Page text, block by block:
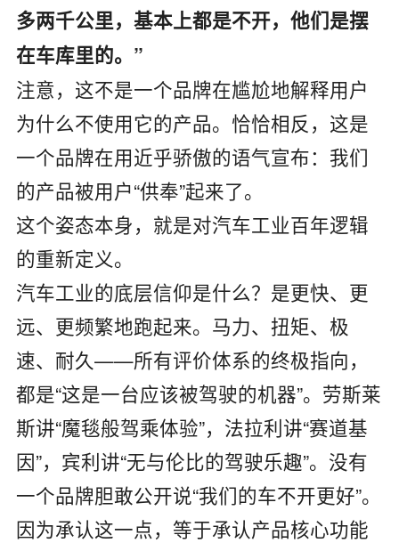
多两千公里，基本上都是不开，他们是摆
在车库里的。”
注意，这不是一个品牌在尴尬地解释用户
为什么不使用它的产品。恰恰相反，这是
一个品牌在用近乎骄傲的语气宣布：我们
的产品被用户“供奉”起来了。
这个姿态本身，就是对汽车工业百年逻辑
的重新定义。
汽车工业的底层信仰是什么？是更快、更
远、更频繁地跑起来。马力、扭矩、极
速、耐久——所有评价体系的终极指向，
都是“这是一台应该被驾驶的机器”。劳斯莱
斯讲“魔毯般驾乘体验”，法拉利讲“赛道基
因”，宾利讲“无与伦比的驾驶乐趣”。没有
一个品牌胆敢公开说“我们的车不开更好”。
因为承认这一点，等于承认产品核心功能